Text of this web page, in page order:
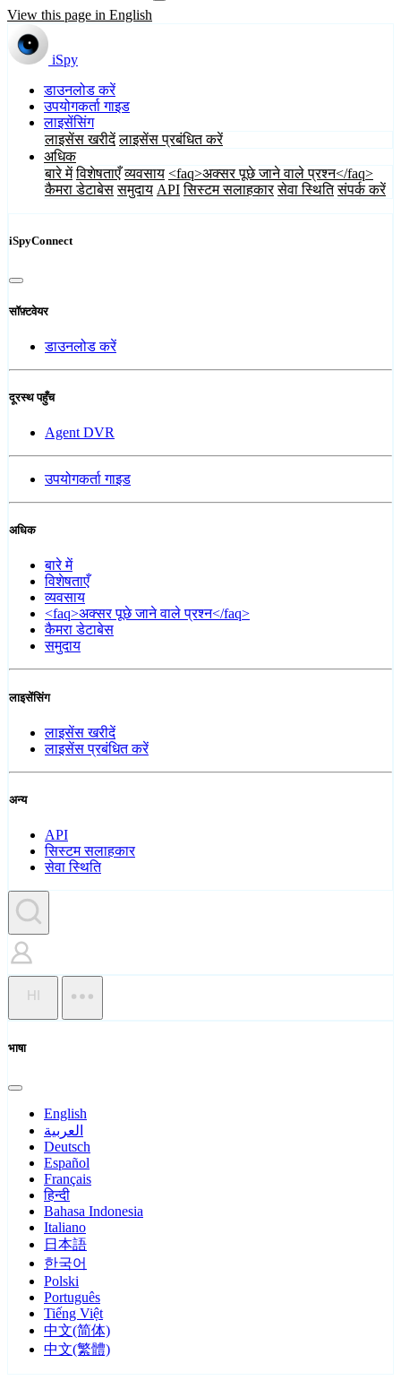
View this page in English
iSpy
डाउनलोड करें
उपयोगकर्ता गाइड
लाइसेंसिंग
लाइसेंस खरीदें लाइसेंस प्रबंधित करें
अधिक
बारे में विशेषताएँ व्यवसाय <faq>अक्सर पूछे जाने वाले प्रश्न</faq>
कैमरा डेटाबेस समुदाय API सिस्टम सलाहकार सेवा स्थिति संपर्क करें
iSpyConnect
सॉफ़्टवेयर
डाउनलोड करें
दूरस्थ पहुँच
Agent DVR
उपयोगकर्ता गाइड
अधिक
बारे में
विशेषताएँ
व्यवसाय
<faq>अक्सर पूछे जाने वाले प्रश्न</faq>
कैमरा डेटाबेस
समुदाय
लाइसेंसिंग
लाइसेंस खरीदें
लाइसेंस प्रबंधित करें
अन्य
API
सिस्टम सलाहकार
सेवा स्थिति
HI
भाषा
English
العربية
Deutsch
Español
Français
हिन्दी
Bahasa Indonesia
Italiano
日本語
한국어
Polski
Português
Tiếng Việt
中文(简体)
中文(繁體)